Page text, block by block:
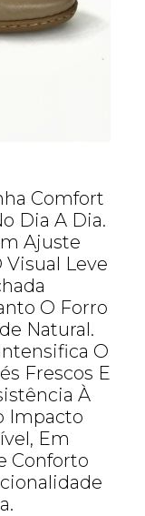
Comfort
Dia A Dia.
Ajuste
Visual Leve
O Forro
Natural.
O
Frescos E
À
Impacto
Em
Conforto